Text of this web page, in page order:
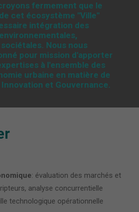
fermement que le
cet écosystème "Ville"
intégration des
Nous nous
pour mission d'apporter
à l'ensemble des
urbaine en matière de
et Gouvernance.
: évaluation des marchés et
analyse concurrentielle
technologique opérationnelle